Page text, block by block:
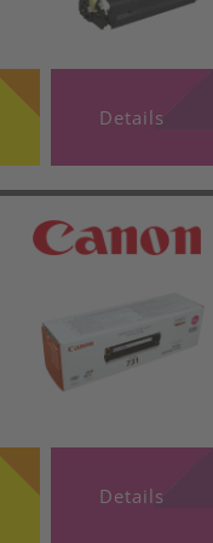
Details
Details